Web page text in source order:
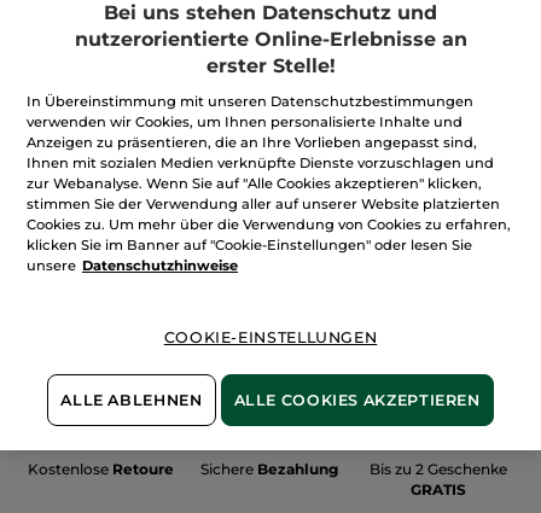
sindpflanzlich
unsere Felder
biologisch
Mehr entdecken
Kostenlose Retoure Sichere Bezahlung
Bis zu 2 Geschenke
GRATIS
Bei uns stehen Datenschutz und
nutzerorientierte Online-Erlebnisse an
erster Stelle!
In Übereinstimmung mit unseren Datenschutzbestimmungen
verwenden wir Cookies, um Ihnen personalisierte Inhalte und
Anzeigen zu präsentieren, die an Ihre Vorlieben angepasst sind,
Ihnen mit sozialen Medien verknüpfte Dienste vorzuschlagen und
zur Webanalyse. Wenn Sie auf "Alle Cookies akzeptieren" klicken,
stimmen Sie der Verwendung aller auf unserer Website platzierten
Cookies zu. Um mehr über die Verwendung von Cookies zu erfahren,
klicken Sie im Banner auf "Cookie-Einstellungen" oder lesen Sie
unsere Datenschutzhinweise
COOKIE-EINSTELLUNGEN
ALLE ABLEHNEN ALLE COOKIES AKZEPTIEREN